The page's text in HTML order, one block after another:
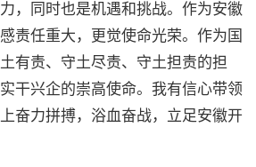
，同时也是机遇和挑战。作为安徽
责任重大，更觉使命光荣。作为国
有责、守土尽责、守土担责的担
干兴企的崇高使命。我有信心带领
奋力拼搏，浴血奋战，立足安徽开